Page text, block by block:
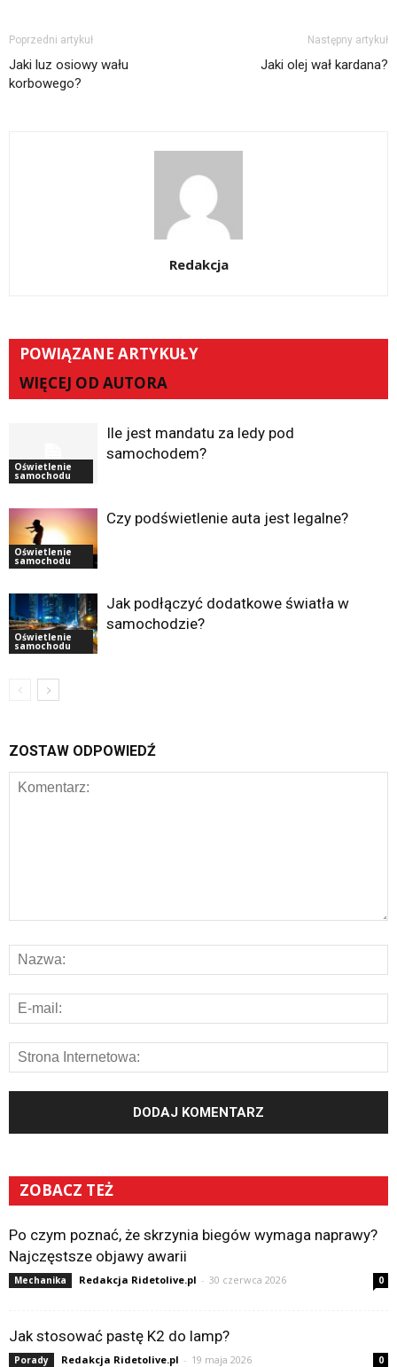
Poprzedni artykuł
Jaki luz osiowy wału
korbowego?
Następny artykuł
Jaki olej wał kardana?
Redakcja
POWIĄZANE ARTYKUŁY
WIĘCEJ OD AUTORA
Oświetlenie
samochodu
Ile jest mandatu za ledy pod
samochodem?
Oświetlenie
samochodu
Czy podświetlenie auta jest legalne?
Oświetlenie
samochodu
Jak podłączyć dodatkowe światła w
samochodzie?
ZOSTAW ODPOWIEDŹ
ZOBACZ TEŻ
Po czym poznać, że skrzynia biegów wymaga naprawy?
Najczęstsze objawy awarii
Mechanika Redakcja Ridetolive.pl - 30 czerwca 2026 0
Jak stosować pastę K2 do lamp?
Porady Redakcja Ridetolive.pl - 19 maja 2026 0